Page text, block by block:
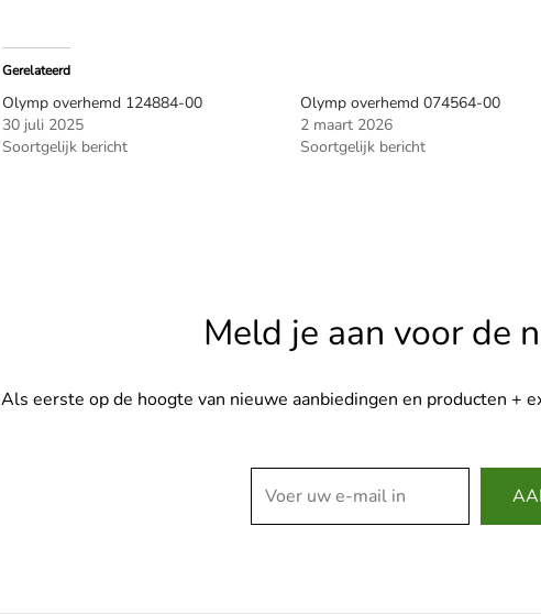
Gerelateerd
Olymp overhemd 124884-00
30 juli 2025
Soortgelijk bericht
Olymp overhemd 074564-00
2 maart 2026
Soortgelijk bericht
Meld je aan voor de
Als eerste op de hoogte van nieuwe aanbiedingen en producten +